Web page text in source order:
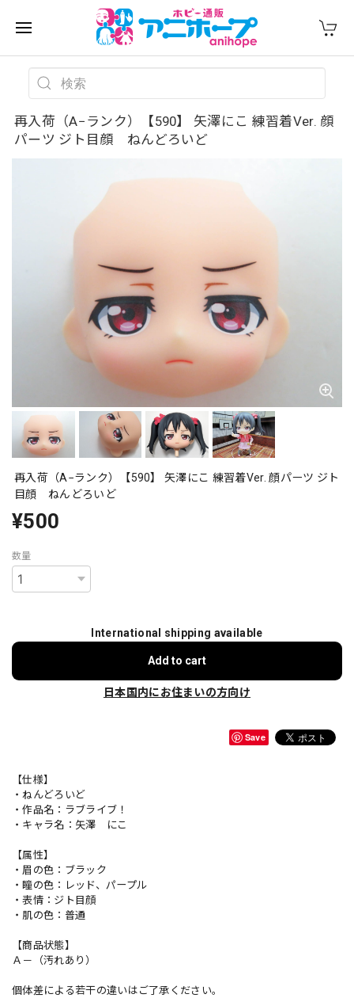
再入荷（A−ランク）【590】 矢澤にこ 練習着Ver. 顔
パーツ ジト目顔 ねんどろいど
再入荷（A−ランク）【590】 矢澤にこ 練習着Ver. 顔パーツ ジト
目顔 ねんどろいど
¥500
数量
International shipping available
Add to cart
日本国内にお住まいの方向け
Save
【仕様】
・ねんどろいど
・作品名：ラブライブ！
・キャラ名：矢澤 にこ
【属性】
・眉の色：ブラック
・瞳の色：レッド、パープル
・表情：ジト目顔
・肌の色：普通
【商品状態】
Ａ－（汚れあり）
個体差による若干の違いはご了承ください。